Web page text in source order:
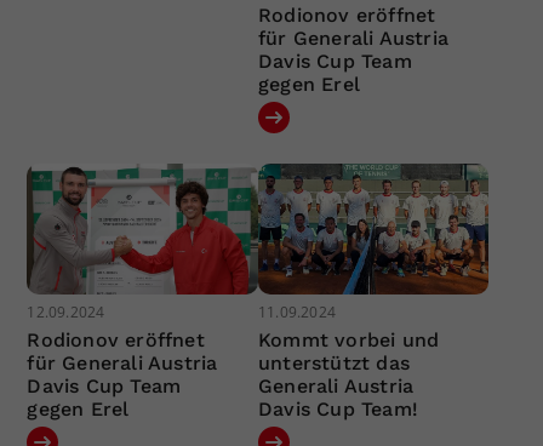
Rodionov eröffnet
für Generali Austria
Davis Cup Team
gegen Erel
12.09.2024
Rodionov eröffnet
für Generali Austria
Davis Cup Team
gegen Erel
11.09.2024
Kommt vorbei und
unterstützt das
Generali Austria
Davis Cup Team!